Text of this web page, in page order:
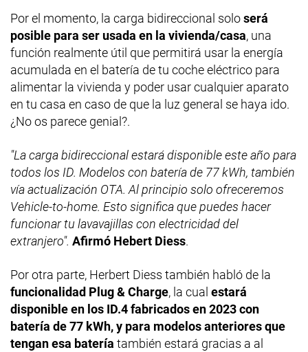
Por el momento, la carga bidireccional soloserá
posible para ser usada en la vivienda/casa, una
función realmente útil que permitirá usar la energía
acumulada en el batería de tu coche eléctrico para
alimentar la vivienda y poder usar cualquier aparato
en tu casa en caso de que la luz general se haya ido.
¿No os parece genial?.
"La carga bidireccional estará disponible este año para
todos los ID. Modelos con batería de 77 kWh, también
vía actualización OTA. Al principio solo ofreceremos
Vehicle-to-home. Esto significa que puedes hacer
funcionar tu lavavajillas con electricidad del
extranjero". Afirmó Hebert Diess.
Por otra parte, Herbert Diess también habló de la
funcionalidad Plug & Charge, la cual estará
disponible en los ID.4 fabricados en 2023 con
batería de 77 kWh, y para modelos anteriores que
tengan esa batería también estará gracias a al